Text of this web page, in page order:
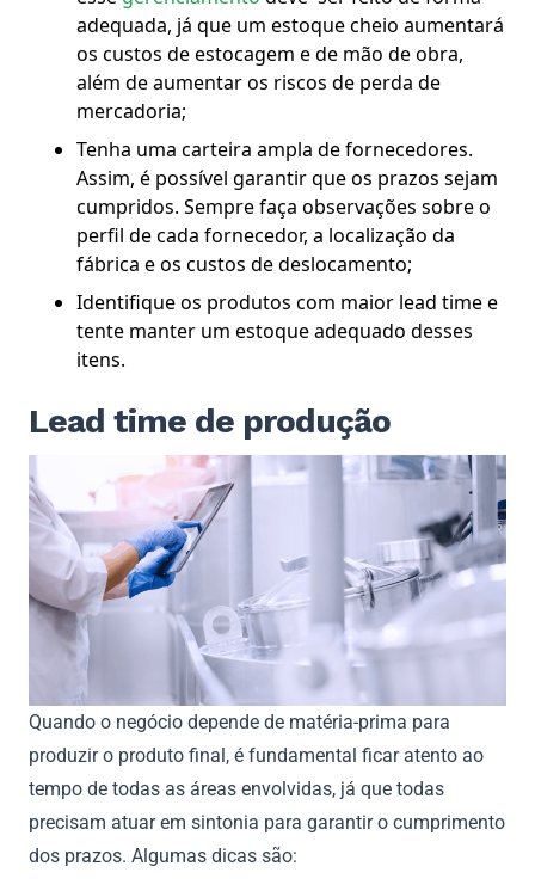
adequada, já que um estoque cheio aumentará
os custos de estocagem e de mão de obra,
além de aumentar os riscos de perda de
mercadoria;
Tenha uma carteira ampla de fornecedores.
Assim, é possível garantir que os prazos sejam
cumpridos. Sempre faça observações sobre o
perfil de cada fornecedor, a localização da
fábrica e os custos de deslocamento;
Identifique os produtos com maior lead time e
tente manter um estoque adequado desses
itens.
Lead time de produção
Quando o negócio depende de matéria-prima para
produzir o produto final, é fundamental ficar atento ao
tempo de todas as áreas envolvidas, já que todas
precisam atuar em sintonia para garantir o cumprimento
dos prazos. Algumas dicas são: